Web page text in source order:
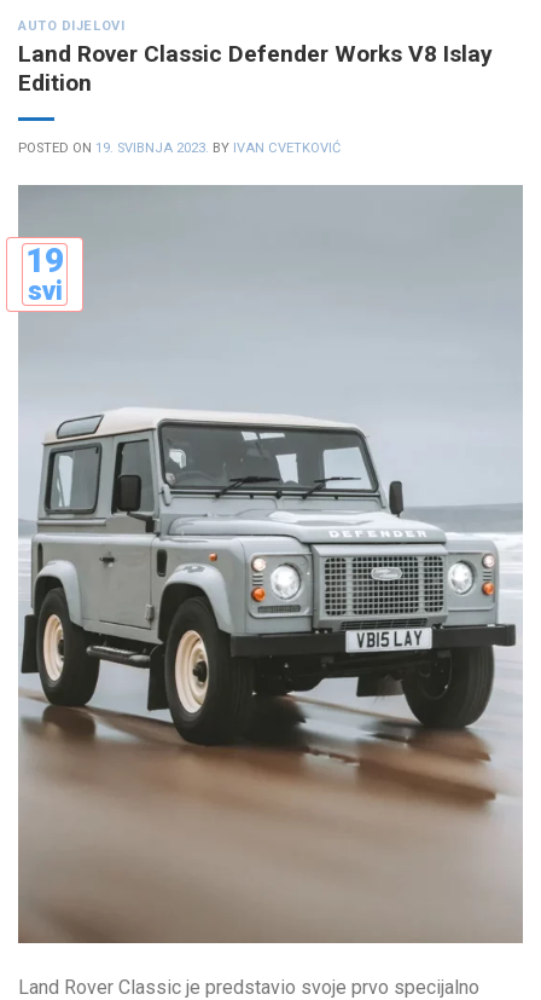
AUTO DIJELOVI
Land Rover Classic Defender Works V8 Islay
Edition
POSTED ON 19. SVIBNJA 2023. BY IVAN CVETKOVIĆ
19
svi
Land Rover Classic je predstavio svoje prvo specijalno